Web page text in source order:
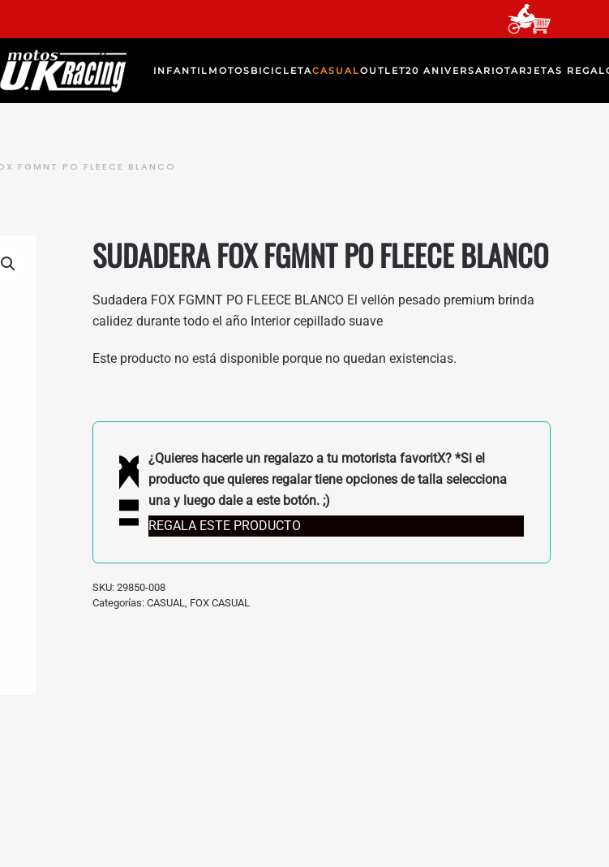
INFANTIL MOTOS BICICLETACASUALOUTLET20 ANIVERSARIOTARJETAS
FGMNT PO FLEECE BLANCO
SUDADERA FOX FGMNT PO FLEECE BLANCO
Sudadera FOX FGMNT PO FLEECE BLANCO El vellón pesado premium brinda
calidez durante todo el año Interior cepillado suave
Este producto no está disponible porque no quedan existencias.
¿Quieres hacerle un regalazo a tu motorista favoritX? *Si el
producto que quieres regalar tiene opciones de talla selecciona
una y luego dale a este botón. ;)
REGALA ESTE PRODUCTO
SKU: 29850-008
Categorías: CASUAL, FOX CASUAL